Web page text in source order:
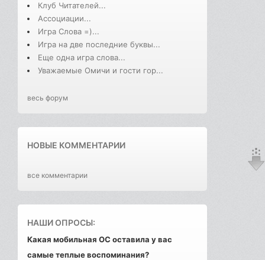
Клуб Читателей...
Ассоциации...
Игра Слова =)...
Игра на две последние буквы...
Еще одна игра слова...
Уважаемые Омичи и гости гор...
весь форум
НОВЫЕ КОММЕНТАРИИ
все комментарии
НАШИ ОПРОСЫ:
Какая мобильная ОС оставила у вас
самые теплые воспоминания?